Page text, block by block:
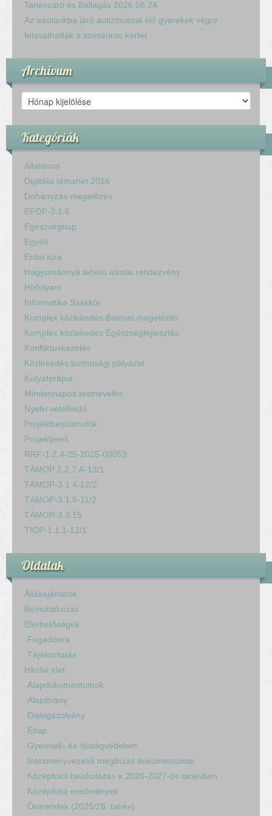
Komplex közlekedés Egészségfejlesztés
Nyelvi vetélkedő
TÁMOP-3.1.6-11/2
TÁMOP-3.3.15.
TIOP-1.1.1-12/1
Kutyaterápia
RRF-1.2.4-25-2025-00053
Ökoiskola
Fogadóóra
Állásajánlatok
Tanévzáró és Ballagás 2026.06.24.
Az iskolánkba járó autizmussal élő gyerekek végre
felavathatták a szenzoros kertet
Archívum
Archívum
Kategóriák
Általános
Digitális témahét 2016
Dohányzás-megelőzés
EFOP-3.1.6
Egészségnap
Egyéb
Erdei túra
Hagyománnyá tehető iskolai rendezvény
Hírfolyam
Informatika Szakkör
Komplex közlekedés Baleset megelőzés
Komplex közlekedés Egészségfejlesztés
Konfliktuskezelés
Közlekedés biztonsági pályázat
Kutyaterápia
Mindennapos testnevelés
Nyelvi vetélkedő
Projektbeszámolók
Projektjeink
RRF-1.2.4-25-2025-00053
TÁMOP 2.2.7.A-13/1
TÁMOP-3.1.4-12/2
TÁMOP-3.1.6-11/2
TÁMOP-3.3.15.
TIOP-1.1.1-12/1
Oldalak
Állásajánlatok
Bemutatkozás
Elérhetőségek
Fogadóóra
Tájékoztatás
Iskolai élet
Alapdokumentumok
Alapítvány
Diákigazolvány
Étlap
Gyermek- és ifjúságvédelem
Intézményvezetői megbízás dokumentumai
Középfokú beiskolázás a 2026-2027-ös tanévben
Középfokú eredmények
Órarendek (2025/26. tanév)